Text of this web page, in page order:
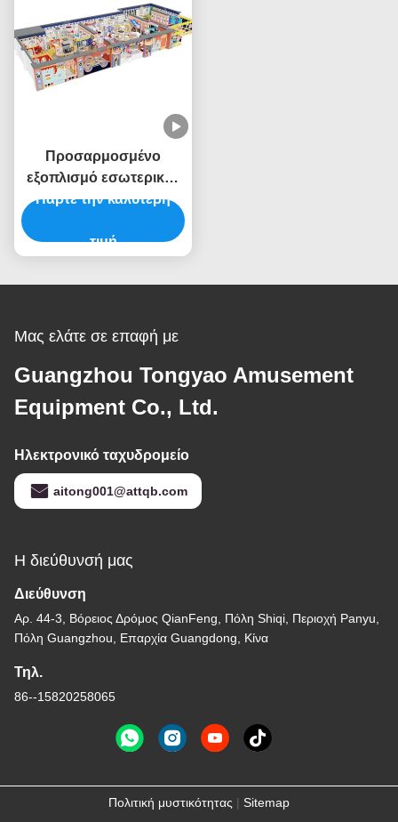
Προσαρμοσμένο
εξοπλισμό εσωτερικού
παιδικού χώρου
εσωτερικού παιδικού
Πάρτε την καλύτερη
τιμή
Μας ελάτε σε επαφή με
Guangzhou Tongyao Amusement
Equipment Co., Ltd.
Ηλεκτρονικό ταχυδρομείο
aitong001@attqb.com
Η διεύθυνσή μας
Διεύθυνση
Αρ. 44-3, Βόρειος Δρόμος QianFeng, Πόλη Shiqi, Περιοχή Panyu,
Πόλη Guangzhou, Επαρχία Guangdong, Κίνα
Τηλ.
86--15820258065
Πολιτική μυστικότητας | Sitemap